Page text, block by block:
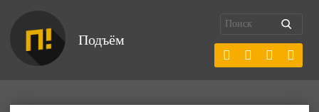
Подъём